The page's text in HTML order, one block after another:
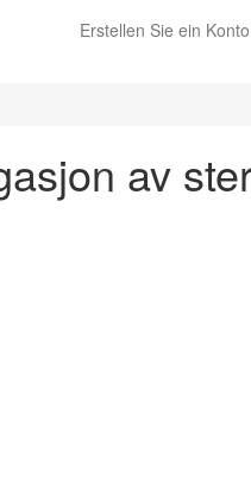
Erstellen Sie ein Konto
av